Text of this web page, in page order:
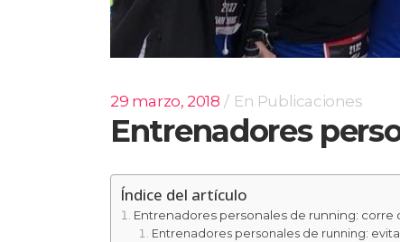
29 marzo, 2018 En Publicaciones
Entrenadores
Índice del artículo
Entrenadores personales de running: corre
Entrenadores personales de running: